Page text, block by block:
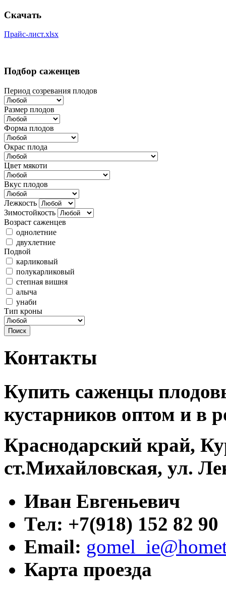
Скачать
Прайс-лист.xlsx
Подбор саженцев
Период созревания плодов
Размер плодов
Форма плодов
Окрас плода
Цвет мякоти
Вкус плодов
Лежкость
Зимостойкость
Возраст саженцев
однолетние
двухлетние
Подвой
карликовый
полукарликовый
степная вишня
алыча
унаби
Тип кроны
Контакты
Купить саженцы
кустарников оптом и в
Краснодарский край,
ст.Михайловская, ул.
Иван Евгеньевич
Тел: +7(918) 152 82 90
Email:
Карта проезда